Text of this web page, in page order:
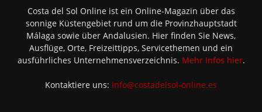
Costa del Sol Online ist ein Online-Magazin über das
sonnige Küstengebiet rund um die Provinzhauptstadt
Málaga sowie über Andalusien. Hier finden Sie News,
Ausflüge, Orte, Freizeittipps, Servicethemen und ein
ausführliches Unternehmensverzeichnis. Mehr Infos hier.
Kontaktiere uns: info@costadelsol-online.es